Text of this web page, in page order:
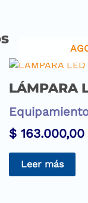
LÁMPARA
$ 163.000,00
Leer más